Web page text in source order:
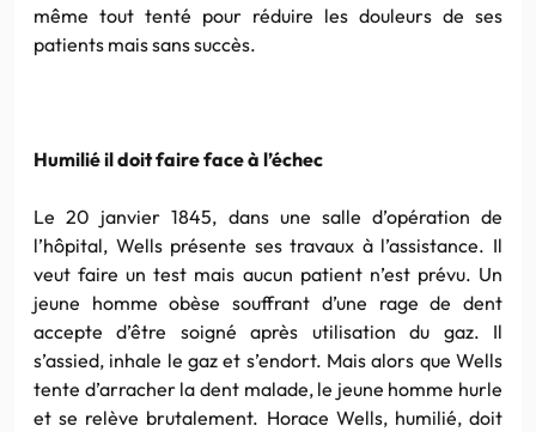
même tout tenté pour réduire les douleurs de ses
patients mais sans succès.
Humilié il doit faire face à l’échec
Le 20 janvier 1845, dans une salle d’opération de
l’hôpital, Wells présente ses travaux à l’assistance. Il
veut faire un test mais aucun patient n’est prévu. Un
jeune homme obèse souffrant d’une rage de dent
accepte d’être soigné après utilisation du gaz. Il
s’assied, inhale le gaz et s’endort. Mais alors que Wells
tente d’arracher la dent malade, le jeune homme hurle
et se relève brutalement. Horace Wells, humilié, doit